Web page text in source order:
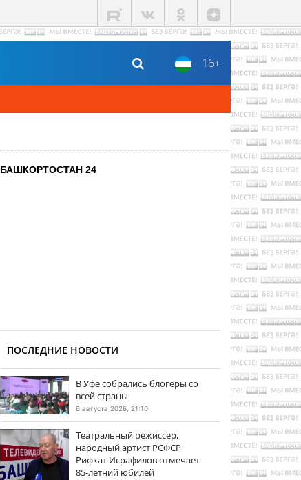
16+
БАШКОРТОСТАН 24
ПОСЛЕДНИЕ НОВОСТИ
В Уфе собрались блогеры со
всей страны
6 августа 2026, 21:10
Театральный режиссер,
народный артист РСФСР
Рифкат Исрафилов отмечает
85-летний юбилей